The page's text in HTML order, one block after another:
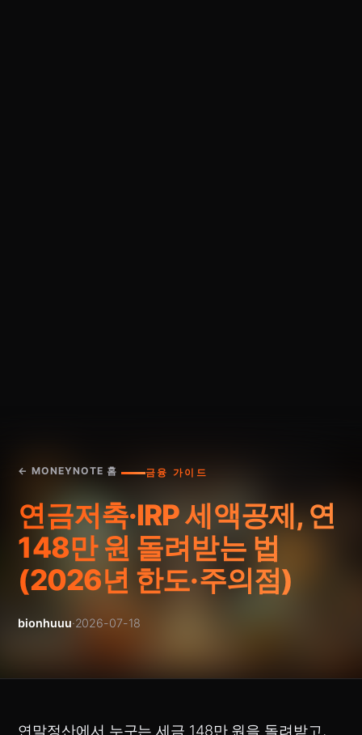
← MONEYNOTE 홈 금융 가이드
연금저축·IRP 세액공제, 연
148만 원 돌려받는 법
(2026년 한도·주의점)
bionhuuu·2026-07-18
연말정산에서 누구는 세금 148만 원을 돌려받고,